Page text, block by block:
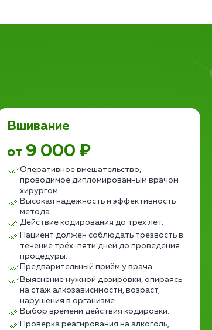
Вшивание
от 9 000 ₽
Оперативное вмешательство,
проводимое дипломированным врачом
хирургом.
Высокая надёжность и эффективность
метода.
Действие кодирования до трёх лет.
Пациент должен соблюдать трезвость в
течение трёх-пяти дней до проведения
процедуры.
Предварительный приём у врача.
Выяснение нужной дозировки, опираясь
на стаж алкозависимости, возраст,
нарушения в организме.
Выбор времени действия кодировки.
Проверка реагирования на алкоголь,